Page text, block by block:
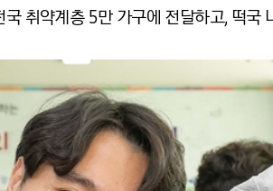
취약계층 5만 가구에 전달하고, 떡국